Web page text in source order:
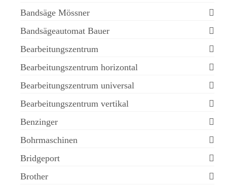
Bandsäge Mössner
Bandsägeautomat Bauer
Bearbeitungszentrum
Bearbeitungszentrum horizontal
Bearbeitungszentrum universal
Bearbeitungszentrum vertikal
Benzinger
Bohrmaschinen
Bridgeport
Brother